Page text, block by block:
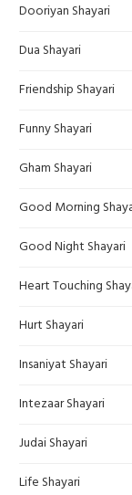
Dooriyan Shayari
Dua Shayari
Friendship Shayari
Funny Shayari
Gham Shayari
Good Morning
Good Night Shayari
Heart Touching
Hurt Shayari
Insaniyat Shayari
Intezaar Shayari
Judai Shayari
Life Shayari